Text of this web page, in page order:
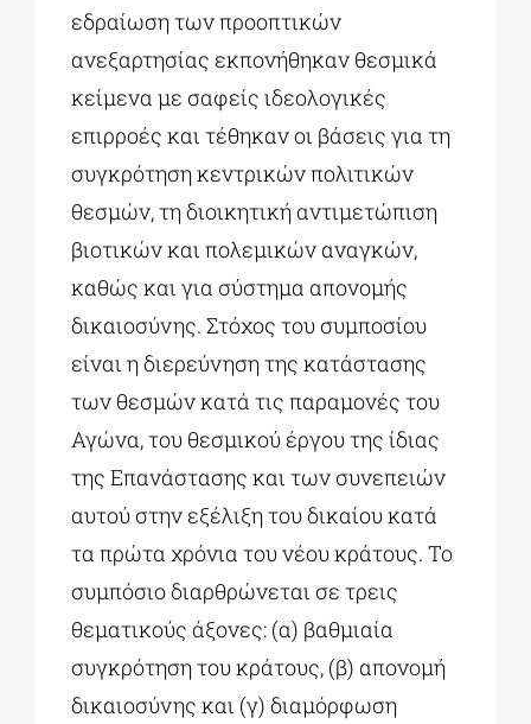
εδραίωση των προοπτικών
ανεξαρτησίας εκπονήθηκαν θεσμικά
κείμενα με σαφείς ιδεολογικές
επιρροές και τέθηκαν οι βάσεις για τη
συγκρότηση κεντρικών πολιτικών
θεσμών, τη διοικητική αντιμετώπιση
βιοτικών και πολεμικών αναγκών,
καθώς και για σύστημα απονομής
δικαιοσύνης. Στόχος του συμποσίου
είναι η διερεύνηση της κατάστασης
των θεσμών κατά τις παραμονές του
Αγώνα, του θεσμικού έργου της ίδιας
της Επανάστασης και των συνεπειών
αυτού στην εξέλιξη του δικαίου κατά
τα πρώτα χρόνια του νέου κράτους. Το
συμπόσιο διαρθρώνεται σε τρεις
θεματικούς άξονες: (α) βαθμιαία
συγκρότηση του κράτους, (β) απονομή
δικαιοσύνης και (γ) διαμόρφωση